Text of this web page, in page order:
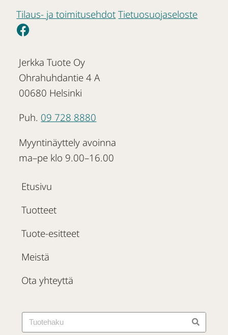
Tilaus- ja toimitusehdot Tietuosuojaseloste
Jerkka Tuote Oy
Ohrahuhdantie 4 A
00680 Helsinki
Puh. 09 728 8880
Myyntinäyttely avoinna
ma–pe klo 9.00–16.00
Etusivu
Tuotteet
Tuote-esitteet
Meistä
Ota yhteyttä